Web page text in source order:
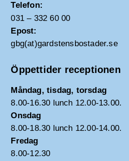
Telefon:
031 – 332 60 00
Epost:
gbg(at)gardstensbostader.se
Öppettider receptionen
Måndag, tisdag, torsdag
8.00-16.30 lunch 12.00-13.00.
Onsdag
8.00-18.30 lunch 12.00-14.00.
Fredag
8.00-12.30